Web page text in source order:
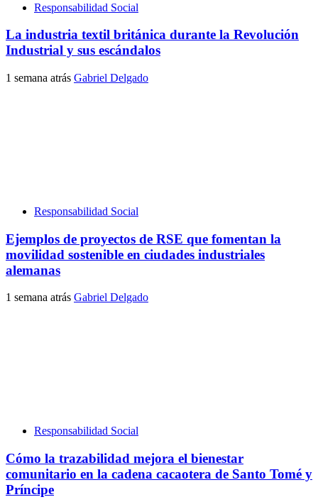
Responsabilidad Social
La industria textil británica durante la Revolución
Industrial y sus escándalos
1 semana atrás Gabriel Delgado
Responsabilidad Social
Ejemplos de proyectos de RSE que fomentan la
movilidad sostenible en ciudades industriales
alemanas
1 semana atrás Gabriel Delgado
Responsabilidad Social
Cómo la trazabilidad mejora el bienestar
comunitario en la cadena cacaotera de Santo Tomé y
Príncipe